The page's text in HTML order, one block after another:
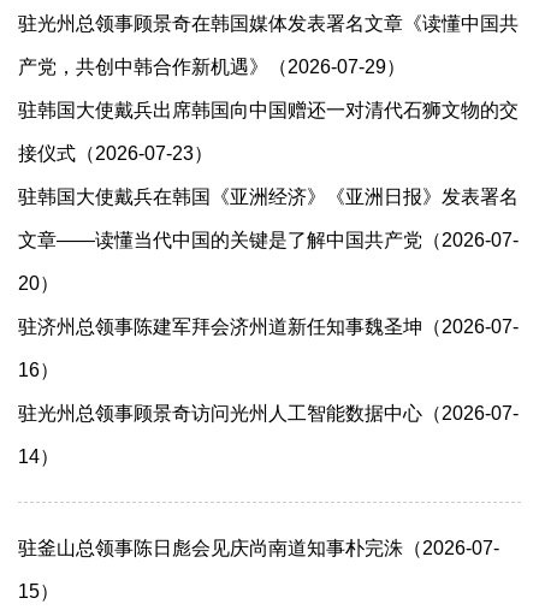
驻光州总领事顾景奇在韩国媒体发表署名文章《读懂中国共
产党，共创中韩合作新机遇》（2026-07-29）
驻韩国大使戴兵出席韩国向中国赠还一对清代石狮文物的交
接仪式（2026-07-23）
驻韩国大使戴兵在韩国《亚洲经济》《亚洲日报》发表署名
文章——读懂当代中国的关键是了解中国共产党（2026-07-
20）
驻济州总领事陈建军拜会济州道新任知事魏圣坤（2026-07-
16）
驻光州总领事顾景奇访问光州人工智能数据中心（2026-07-
14）
驻釜山总领事陈日彪会见庆尚南道知事朴完洙（2026-07-
15）